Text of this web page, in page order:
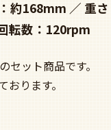
約168mm 重
転数：120rpm
ット商品です。
ります。